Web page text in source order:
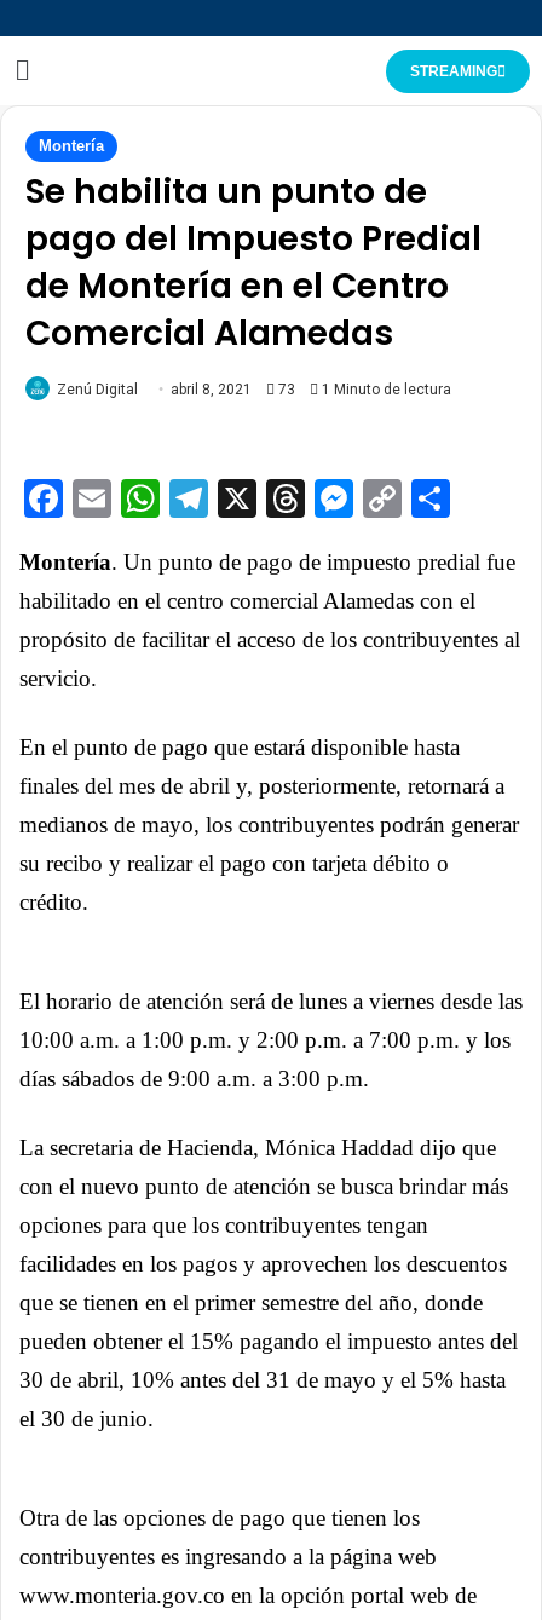
STREAMING
Montería
Se habilita un punto de
pago del Impuesto Predial
de Montería en el Centro
Comercial Alamedas
Zenú Digital abril 8, 2021 73 1 Minuto de lectura
Facebook
EmailWhatsApp
Telegram
X ThreadsCopy
Montería. Un punto de pago de impuesto predial fue
habilitado en el centro comercial Alamedas con el
propósito de facilitar el acceso de los contribuyentes al
servicio.
En el punto de pago que estará disponible hasta
finales del mes de abril y, posteriormente, retornará a
medianos de mayo, los contribuyentes podrán generar
su recibo y realizar el pago con tarjeta débito o
crédito.
El horario de atención será de lunes a viernes desde las
10:00 a.m. a 1:00 p.m. y 2:00 p.m. a 7:00 p.m. y los
días sábados de 9:00 a.m. a 3:00 p.m.
La secretaria de Hacienda, Mónica Haddad dijo que
con el nuevo punto de atención se busca brindar más
opciones para que los contribuyentes tengan
facilidades en los pagos y aprovechen los descuentos
que se tienen en el primer semestre del año, donde
pueden obtener el 15% pagando el impuesto antes del
30 de abril, 10% antes del 31 de mayo y el 5% hasta
el 30 de junio.
Otra de las opciones de pago que tienen los
contribuyentes es ingresando a la página web
www.monteria.gov.co en la opción portal web de